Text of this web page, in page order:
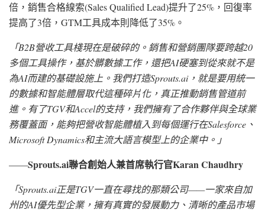
倍，銷售合格線索(Sales Qualified Lead)提升了25%，回復率
提高了3倍，GTM工具成本則降低了35%。
「B2B營收工具棧現在是破碎的。銷售和營銷團隊要跨越20
多個工具操作，基於髒數據工作，還把AI硬塞到從來就不是
為AI而建的基礎設施上。我們打造Sprouts.ai，就是要用統一
的數據和智能體層取代這種碎片化，真正推動銷售管道前
進。有了TGV和Accel的支持，我們擁有了合作夥伴與全球業
務覆蓋面，能夠把營收智能體植入到每個運行在Salesforce、
Microsoft Dynamics和主流大語言模型上的企業中。 」
——Sprouts.ai聯合創始人兼首席執行官Karan Chaudhry
「Sprouts.ai正是TGV一直在尋找的那類公司——一家來自加
州的AI優先型企業，擁有真實的發展動力、清晰的產品市場